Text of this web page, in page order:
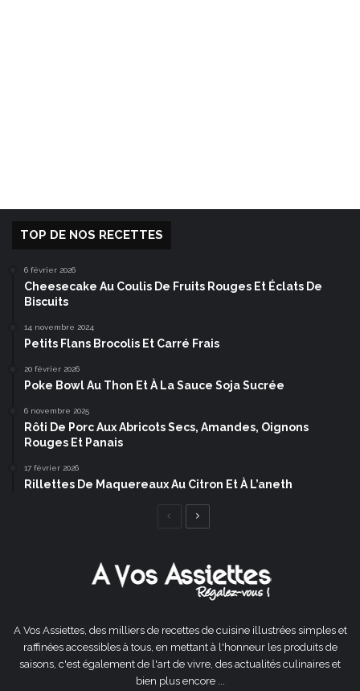
TOP DE NOS RECETTES
6 février 2026
Cheesecake Au Coulis De Fruits Rouges Et Éclats De
Biscuits
14 novembre 2024
Petits Flans Brocolis Et Carré Frais
20 février 2026
Poke Bowl Au Thon Et À La Sauce Soja Sucrée
6 novembre 2025
Rôti De Porc Aux Abricots Secs, Amandes, Oignons
Rouges Et Panais
17 février 2026
Rillettes De Maquereaux Au Citron Et À L’aneth
Page
A Vos Assiettes, des milliers de recettes de cuisine illustrées simples et
raffinées accessibles à tous, en mettant à l'honneur les produits de
saisons, c'est également de l'art de vivre, des actualités culinaires et
bien plus encore ...